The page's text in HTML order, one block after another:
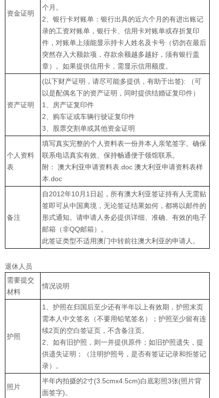
资金证明
个月。
2、银行卡对账单：银行出具的近六个月的有进出账记
录的工资对账单，银行卡、信用卡对账单或存折复印
件，对账单上须能显示持卡人姓名及卡号（切勿在最后
突然存入大额款项，存款余额越多越好，须有银行盖
章）。如果提供信用卡，需显示信用额度。
资产证明
(以下财产证明，请尽可能多提供，有助于出签): （可
以是配偶名下的资产证明，同时提供结婚证复印件）
1、房产证复印件
2、购车证或车辆行驶证复印件
3、股票交割单或其他资金证明
个人资料
表
填写真实完整的个人资料表一份并本人亲笔签字。确保
联系电话真实有效、保持畅通便于领馆联系。
附： 澳大利亚申请资料表.doc 澳大利亚申请资料表样
本.doc
备注
自2012年10月1日起，所有澳大利亚签证持有人无需贴
签即可从中国离境，无论签证结果如何，都将以邮件的
形式通知。请申请人务必提供详细、准确、有效的电子
邮箱（非QQ邮箱）。
此签证类型不适用澳门中转前往澳大利亚的申请人。
退休人员
需要提交
材料
情况说明
护照
1、护照在归国后至少还有半年以上有效期，护照末页
需本人中文签名（不要用铅笔签名）；护照至少留有连
续2页的空白签证页，不含备注页。
2、如有旧护照，则一并提供原件；如旧护照遗失，提
供遗失证明；（注明护照号，是否有签证记录和拒签记
录）。
照片
半年内拍摄的2寸(3.5cmx4.5cm)白底彩照3张(照片背
面签字)。